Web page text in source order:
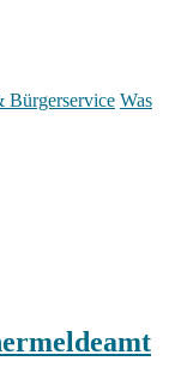
Bürgerservice Was